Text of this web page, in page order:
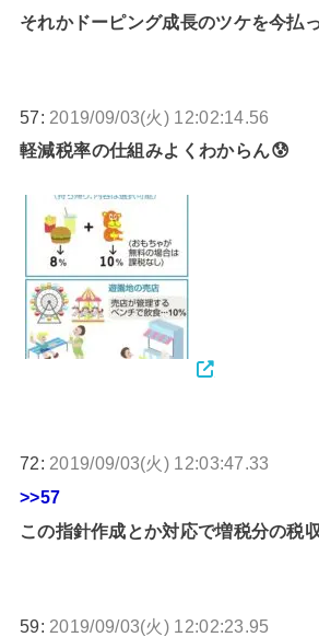
それかドーピング成長のツケを今払
57: 2019/09/03(火) 12:02:14.56
軽減税率の仕組みよくわからん😰
72: 2019/09/03(火) 12:03:47.33
>>57
この指針作成とか対応で増税分の税
59: 2019/09/03(火) 12:02:23.95